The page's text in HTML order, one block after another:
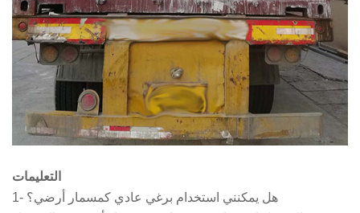
التعليمات
1- هل يمكنني استخدام برغي عادي كمسمار أرضي؟